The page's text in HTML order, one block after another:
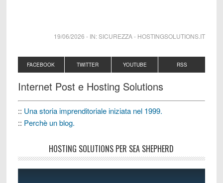
19/06/2026 - IN:SICUREZZA- HOSTINGSOLUTIONS.IT
FACEBOOK TWITTER YOUTUBE RSS
Internet Post e Hosting Solutions
:: Una storia imprenditoriale iniziata nel 1999.
:: Perchè un blog.
HOSTING SOLUTIONS PER SEA SHEPHERD